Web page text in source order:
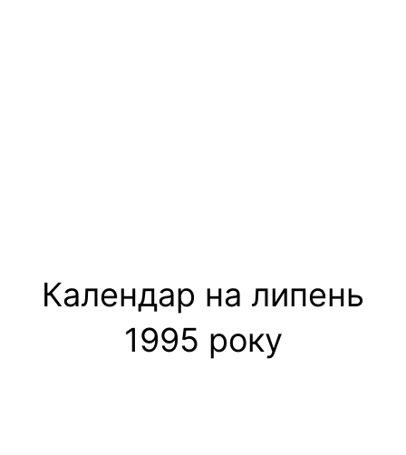
Календар на липень
1995 року